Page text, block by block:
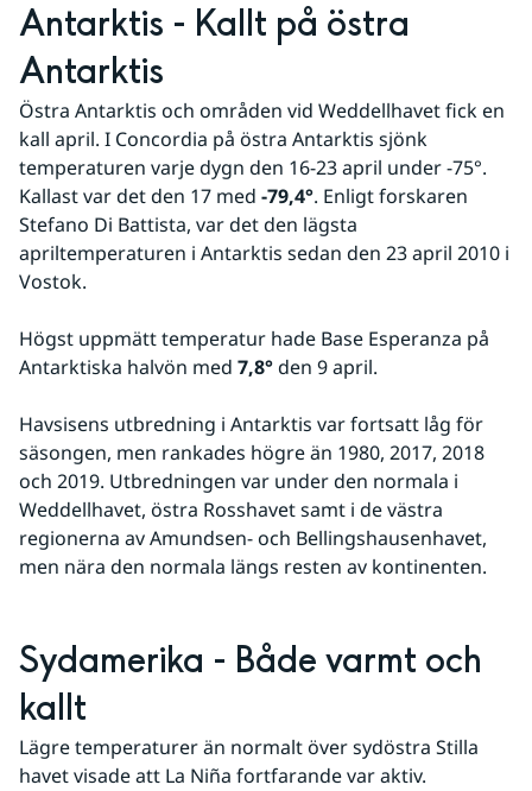
Antarktis - Kallt på östra
Antarktis
Östra Antarktis och områden vid Weddellhavet fick en
kall april. I Concordia på östra Antarktis sjönk
temperaturen varje dygn den 16-23 april under -75°.
Kallast var det den 17 med -79,4°. Enligt forskaren
Stefano Di Battista, var det den lägsta
apriltemperaturen i Antarktis sedan den 23 april 2010 i
Vostok.
Högst uppmätt temperatur hade Base Esperanza på
Antarktiska halvön med 7,8° den 9 april.
Havsisens utbredning i Antarktis var fortsatt låg för
säsongen, men rankades högre än 1980, 2017, 2018
och 2019. Utbredningen var under den normala i
Weddellhavet, östra Rosshavet samt i de västra
regionerna av Amundsen- och Bellingshausenhavet,
men nära den normala längs resten av kontinenten.
Sydamerika - Både varmt och
kallt
Lägre temperaturer än normalt över sydöstra Stilla
havet visade att La Niña fortfarande var aktiv.